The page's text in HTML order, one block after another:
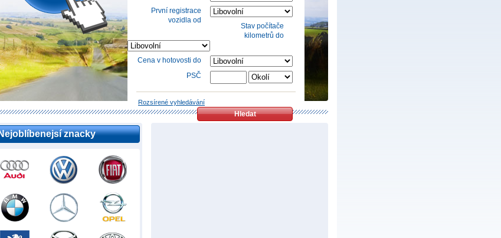
První registrace
vozidla od
Stav počítače
kilometrů do
Cena v hotovosti do
PSČ
Rozsírené vyhledávání
znacky